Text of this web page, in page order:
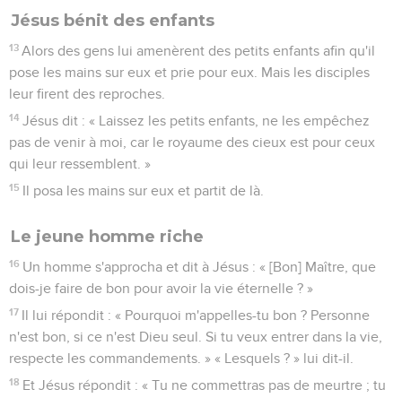
Jésus bénit des enfants
13 Alors des gens lui amenèrent des petits enfants afin qu'il
pose les mains sur eux et prie pour eux. Mais les disciples
leur firent des reproches.
14 Jésus dit : « Laissez les petits enfants, ne les empêchez
pas de venir à moi, car le royaume des cieux est pour ceux
qui leur ressemblent. »
15 Il posa les mains sur eux et partit de là.
Le jeune homme riche
16 Un homme s'approcha et dit à Jésus : « [Bon] Maître, que
dois-je faire de bon pour avoir la vie éternelle ? »
17 Il lui répondit : « Pourquoi m'appelles-tu bon ? Personne
n'est bon, si ce n'est Dieu seul. Si tu veux entrer dans la vie,
respecte les commandements. » « Lesquels ? » lui dit-il.
18 Et Jésus répondit : « Tu ne commettras pas de meurtre ; tu